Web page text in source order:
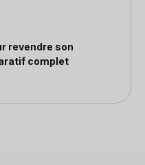
revendre son
complet